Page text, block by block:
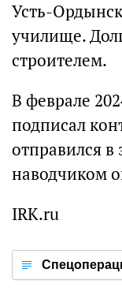
Усть-
училище.
строителем.
В феврале
подписал
отправился
наводчиком
IRK.ru